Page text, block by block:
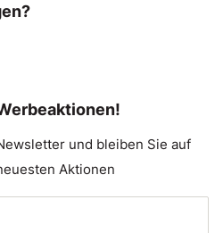
und bleiben Sie auf
Aktionen